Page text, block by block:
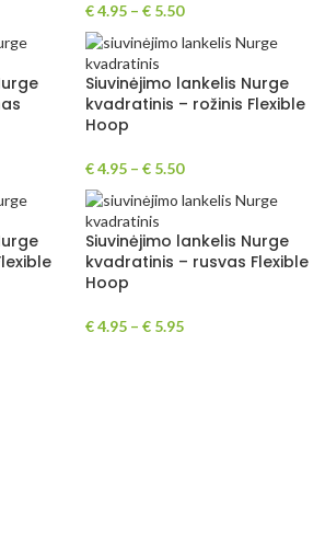
€4.95 – € 5.50
Siuvinėjimo lankelis Nurge
kvadratinis – rožinis Flexible
Hoop
€4.95 – € 5.50
Siuvinėjimo lankelis Nurge
kvadratinis – rusvas Flexible
Hoop
€4.95 – € 5.95